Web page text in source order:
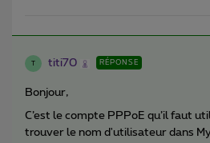
T titi70 RÉPONSE
Bonjour,
C’est le compte PPPoE qu’il faut
trouver le nom d'utilisateur dans